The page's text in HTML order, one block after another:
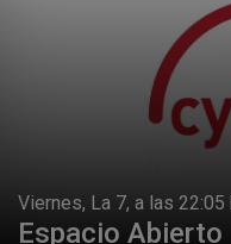
Viernes, La 7, a las 22:05
Espacio Abierto